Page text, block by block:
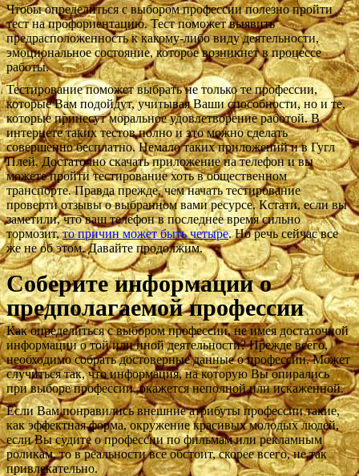
Чтобы определиться с выбором профессии полезно пройти
тест на профориентацию. Тест поможет выявить
предрасположенность к какому-либо виду деятельности,
эмоциональное состояние, которое возникнет в процессе
работы.
Тестирование поможет выбрать не только те профессии,
которые Вам подойдут, учитывая Ваши способности, но и те,
которые принесут моральное удовлетворение работой. В
интернете таких тестов полно и это можно сделать
совершенно бесплатно. Немало таких приложений и в Гугл
Плей. Достаточно скачать приложение на телефон и вы
можете пройти тестирование хоть в общественном
транспорте. Правда прежде, чем начать тестирование
проверти отзывы о выбранном вами ресурсе. Кстати, если вы
заметили, что ваш телефон в последнее время сильно
тормозит,то причин может быть четыре. Но речь сейчас все
же не об этом. Давайте продолжим.
Соберите информации о
предполагаемой профессии
Как определиться с выбором профессии, не имея достаточной
информации о той или иной деятельности? Прежде всего,
необходимо собрать достоверные данные о профессии. Может
случиться так, что информация, на которую Вы опирались
при выборе профессии, окажется неполной или искаженной.
Если Вам понравились внешние атрибуты профессии такие,
как эффектная форма, окружение красивых молодых людей,
если Вы судите о профессии по фильмам или рекламным
роликам, то в реальности все обстоит, скорее всего, не так
привлекательно.